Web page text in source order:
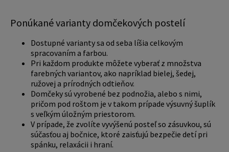
Ponúkané varianty domčekových postelí
Dostupné varianty sa od seba líšia celkovým
spracovaním a farbou.
Pri každom produkte môžete vyberať z množstva
farebných variantov, ako napríklad bielej, šedej,
ružovej a prírodných odtieňov.
Domčeky sú vyrobené bez podnožia, alebo s nimi,
pričom pod roštom je v takom prípade výsuvný šuplík
s veľkým úložným priestorom.
V prípade, že zvolíte vyvýšenú posteľ so zásuvkou, sú
súčasťou aj bočnice, ktoré zaisťujú bezpečie detí pri
spánku, relaxácii i hraní.